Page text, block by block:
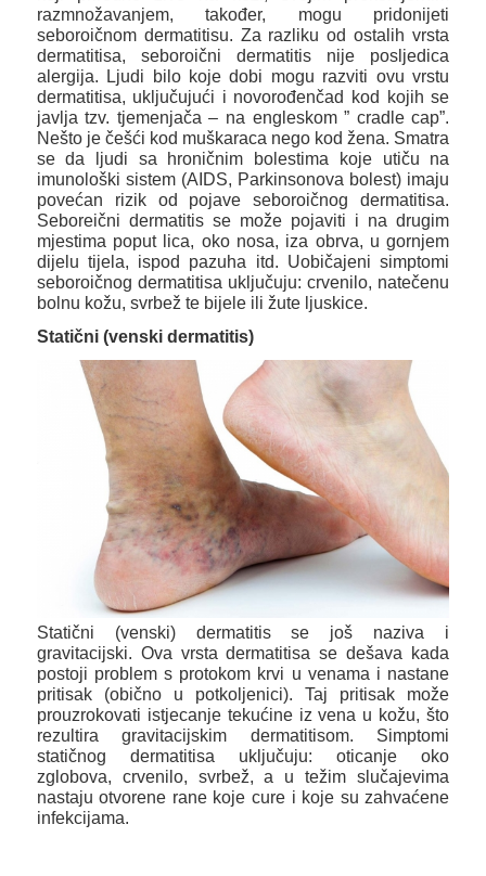
razmnožavanjem, također, mogu pridonijeti
seboroičnom dermatitisu. Za razliku od ostalih vrsta
dermatitisa, seboroični dermatitis nije posljedica
alergija. Ljudi bilo koje dobi mogu razviti ovu vrstu
dermatitisa, uključujući i novorođenčad kod kojih se
javlja tzv. tjemenjača – na engleskom ” cradle cap”.
Nešto je češći kod muškaraca nego kod žena. Smatra
se da ljudi sa hroničnim bolestima koje utiču na
imunološki sistem (AIDS, Parkinsonova bolest) imaju
povećan rizik od pojave seboroičnog dermatitisa.
Seboreični dermatitis se može pojaviti i na drugim
mjestima poput lica, oko nosa, iza obrva, u gornjem
dijelu tijela, ispod pazuha itd. Uobičajeni simptomi
seboroičnog dermatitisa uključuju: crvenilo, natečenu
bolnu kožu, svrbež te bijele ili žute ljuskice.
Statični (venski dermatitis)
Statični (venski) dermatitis se još naziva i
gravitacijski. Ova vrsta dermatitisa se dešava kada
postoji problem s protokom krvi u venama i nastane
pritisak (obično u potkoljenici). Taj pritisak može
prouzrokovati istjecanje tekućine iz vena u kožu, što
rezultira gravitacijskim dermatitisom. Simptomi
statičnog dermatitisa uključuju: oticanje oko
zglobova, crvenilo, svrbež, a u težim slučajevima
nastaju otvorene rane koje cure i koje su zahvaćene
infekcijama.